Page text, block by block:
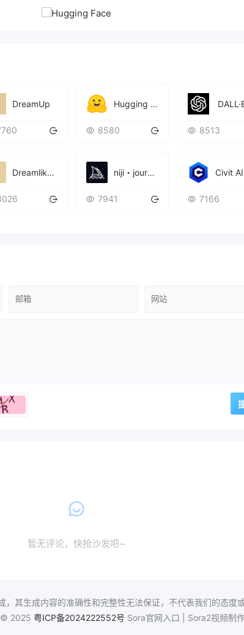
DreamUp Hugging Face
8580 8513
Dreamlike.art niji・journey
7941
Civit AI
7166
暂无评论，快抢沙发吧~
，其生成内容的准确性和完整性无法保证，不代表我们的态
© 2025 粤ICP备2024222552号 Sora官网入口 | Sora2视频制